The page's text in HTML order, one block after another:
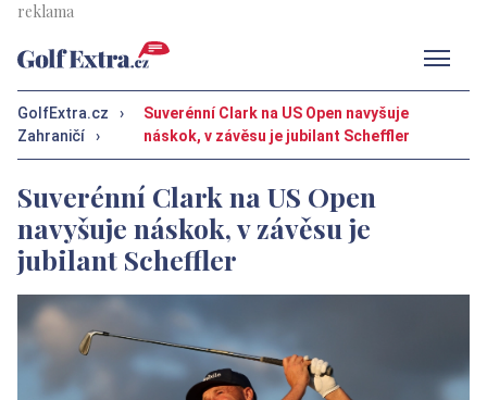
GolfExtra.cz
›
Zahraničí
›
Suverénní Clark na US Open navyšuje
náskok, v závěsu je jubilant Scheffler
Suverénní Clark na US Open
navyšuje náskok, v závěsu je
jubilant Scheffler